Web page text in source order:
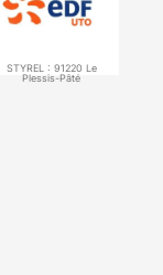
STYREL : 91220 Le
Plessis-Pâté